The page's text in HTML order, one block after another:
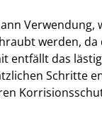
werden,
entfällt das
Schritte